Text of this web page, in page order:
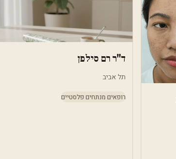
ד"ר רם סילפן
תל אביב
רופאים מנתחים פלסטיים